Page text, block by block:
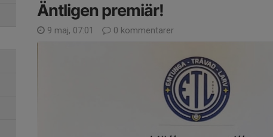
Äntligen premiär!
9 maj, 07:01 0 kommentarer